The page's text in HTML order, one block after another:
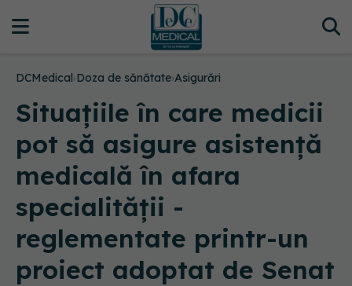
DCMedical›Doza de sănătate›Asigurări
Situaţiile în care medicii
pot să asigure asistenţă
medicală în afara
specialităţii -
reglementate printr-un
proiect adoptat de Senat